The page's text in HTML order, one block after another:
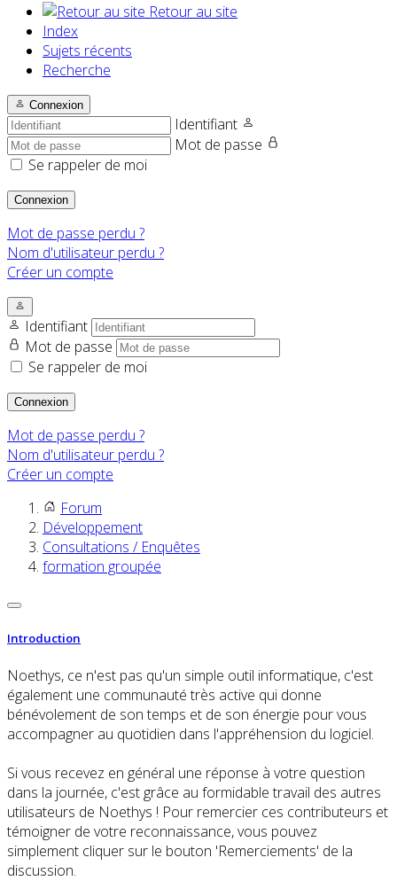
Retour au site
Index
Sujets récents
Recherche
Connexion
Identifiant
Mot de passe
Se rappeler de moi
Connexion
Mot de passe perdu ?
Nom d'utilisateur perdu ?
Créer un compte
Identifiant
Mot de passe
Se rappeler de moi
Connexion
Mot de passe perdu ?
Nom d'utilisateur perdu ?
Créer un compte
Forum
Développement
Consultations / Enquêtes
formation groupée
Introduction
Noethys, ce n'est pas qu'un simple outil informatique, c'est
également une communauté très active qui donne
bénévolement de son temps et de son énergie pour vous
accompagner au quotidien dans l'appréhension du logiciel.
Si vous recevez en général une réponse à votre question
dans la journée, c'est grâce au formidable travail des autres
utilisateurs de Noethys ! Pour remercier ces contributeurs et
témoigner de votre reconnaissance, vous pouvez
simplement cliquer sur le bouton 'Remerciements' de la
discussion.